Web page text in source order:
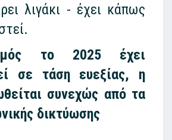
λιγάκι - έχει κάπως
το 2025 έχει
σε τάση ευεξίας, η
συνεχώς από τα
δικτύωσης